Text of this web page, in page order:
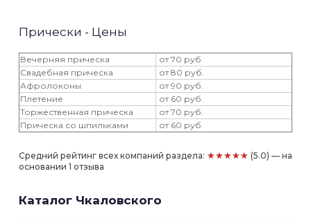
Прически - Цены
Вечерняя прическа
от 70 руб.
Свадебная прическа
от 80 руб.
Афролоконы
от 90 руб.
Плетение
от 60 руб.
Торжественная прическа
от 70 руб.
Прическа со шпильками
от 60 руб.
Средний рейтинг всех компаний раздела: ★★★★★ (5.0) — на
основании 1 отзыва
Каталог Чкаловского